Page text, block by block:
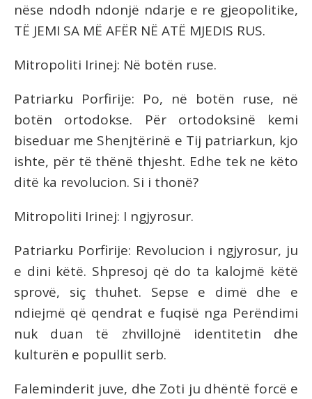
nëse ndodh ndonjë ndarje e re gjeopolitike,
TË JEMI SA MË AFËR NË ATË MJEDIS RUS.
Mitropoliti Irinej: Në botën ruse.
Patriarku Porfirije: Po, në botën ruse, në
botën ortodokse. Për ortodoksinë kemi
biseduar me Shenjtërinë e Tij patriarkun, kjo
ishte, për të thënë thjesht. Edhe tek ne këto
ditë ka revolucion. Si i thonë?
Mitropoliti Irinej: I ngjyrosur.
Patriarku Porfirije: Revolucion i ngjyrosur, ju
e dini këtë. Shpresoj që do ta kalojmë këtë
sprovë, siç thuhet. Sepse e dimë dhe e
ndiejmë që qendrat e fuqisë nga Perëndimi
nuk duan të zhvillojnë identitetin dhe
kulturën e popullit serb.
Faleminderit juve, dhe Zoti ju dhëntë forcë e